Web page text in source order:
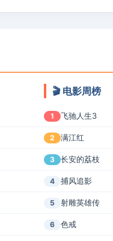
🎬 电影周榜
1 飞驰人生3
2 满江红
3 长安的荔枝
4 捕风追影
5 射雕英雄传
6 色戒